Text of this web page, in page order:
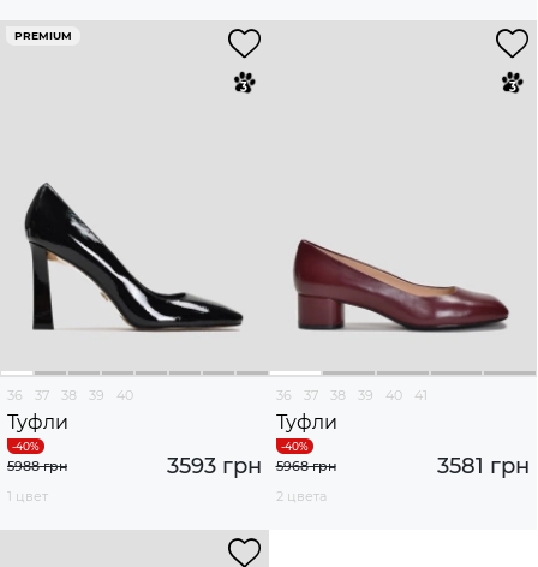
PREMIUM
36 37 38 39 40
Туфли
3593 грн
5988 грн
1 цвет
36 37 38 39 40 41
Туфли
3581 грн
5968 грн
2 цвета